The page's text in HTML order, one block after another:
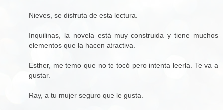
Nieves, se disfruta de esta lectura.
Inquilinas, la novela está muy construida y tiene muchos
elementos que la hacen atractiva.
Esther, me temo que no te tocó pero intenta leerla. Te va a
gustar.
Ray, a tu mujer seguro que le gusta.